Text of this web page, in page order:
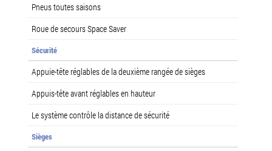
Pneus toutes saisons
Roue de secours Space Saver
Sécurité
Appuie-tête réglables de la deuxième rangée de sièges
Appuis-tête avant réglables en hauteur
Le système contrôle la distance de sécurité
Sièges